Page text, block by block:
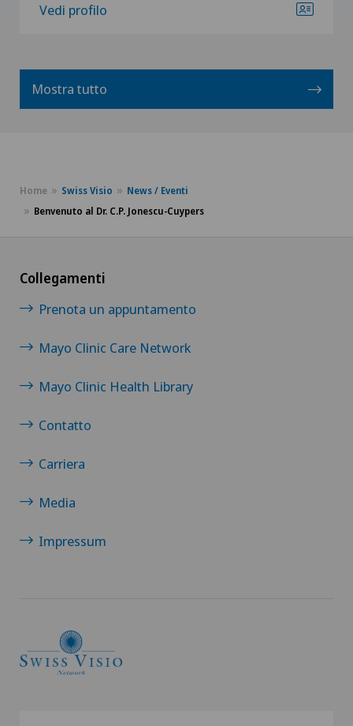
Vedi profilo
Mostra tutto
Home Swiss Visio
News / Eventi
Benvenuto al Dr. C.P. Jonescu-Cuypers
Collegamenti
Prenota un appuntamento
Mayo Clinic Care Network
Mayo Clinic Health Library
Contatto
Carriera
Media
Impressum